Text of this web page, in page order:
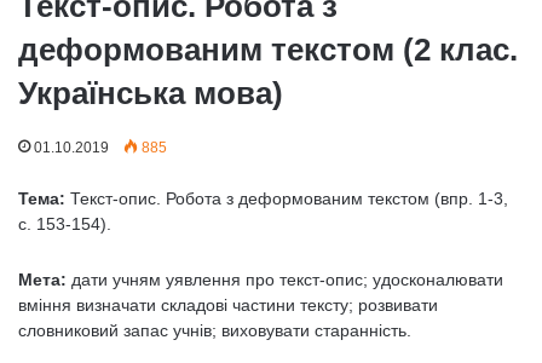
деформованим текстом (2 клас.
Українська мова)
01.10.2019 885
Тема: Текст-опис. Робота з деформованим текстом (впр. 1-3,
с. 153-154).
Мета: дати учням уявлення про текст-опис; удосконалювати
вміння визначати складові частини тексту; розвивати
словниковий запас учнів; виховувати старанність.